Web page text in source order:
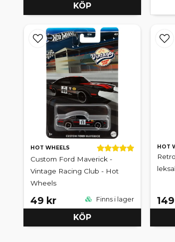
KÖP
HOT WHEELS
Custom Ford Maverick -
Vintage Racing Club - Hot
Wheels
49 kr Finns i lager
KÖP
HOT